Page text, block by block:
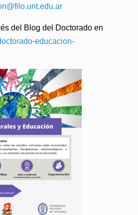
del Blog del Doctorado en
educacion-